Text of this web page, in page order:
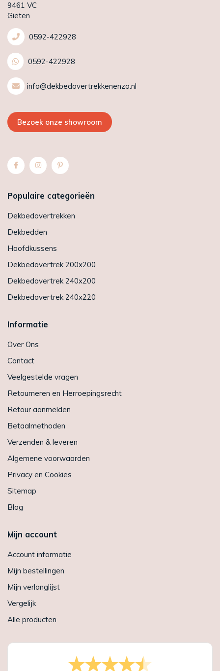
9461 VC
Gieten
0592-422928
0592-422928
info@dekbedovertrekkenenzo.nl
Bezoek onze showroom
Populaire categorieën
Dekbedovertrekken
Dekbedden
Hoofdkussens
Dekbedovertrek 200x200
Dekbedovertrek 240x200
Dekbedovertrek 240x220
Informatie
Over Ons
Contact
Veelgestelde vragen
Retourneren en Herroepingsrecht
Retour aanmelden
Betaalmethoden
Verzenden & leveren
Algemene voorwaarden
Privacy en Cookies
Sitemap
Blog
Mijn account
Account informatie
Mijn bestellingen
Mijn verlanglijst
Vergelijk
Alle producten